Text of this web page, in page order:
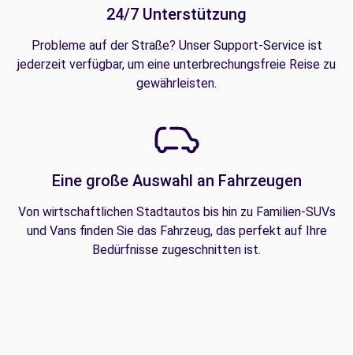
24/7 Unterstützung
Probleme auf der Straße? Unser Support-Service ist
jederzeit verfügbar, um eine unterbrechungsfreie Reise zu
gewährleisten.
Eine große Auswahl an Fahrzeugen
Von wirtschaftlichen Stadtautos bis hin zu Familien-SUVs
und Vans finden Sie das Fahrzeug, das perfekt auf Ihre
Bedürfnisse zugeschnitten ist.